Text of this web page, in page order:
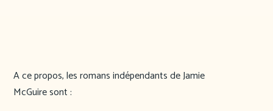
A ce propos, les romans indépendants de Jamie
McGuire sont :